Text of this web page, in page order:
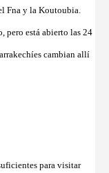
Fna y la Koutoubia.
pero está abierto las 24
cambian allí
para visitar